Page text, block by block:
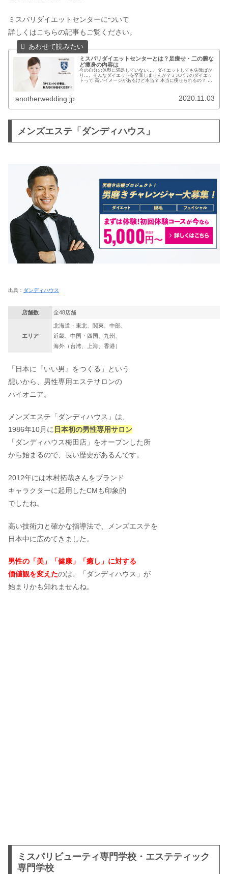
ミスパリダイエットセンターについて
詳しくはこちらの記事もご覧ください。
ミスパリダイエットセンターとは？足痩せ・二の腕な
ど痩身の内容は
今の自分の体型に満足していない…、ダイエットしても失敗ばか
り…。そんなダイエットを卒業しませんか？ミスパリのダイエッ
トって 高いイメージがあるけど本当？ 本当に痩せられるの？ 1,2
anotherwedding.jp 2020.11.03
メンズエステ「ダンディハウス」
出典： ダンディハウス
店舗数 全48店舗
エリア
北海道・東北、関東、中部、
近畿、中国・四国、九州、
海外（台湾、上海、香港）
「日本に『いい男』をつくる」という
想いから、男性専用エステサロンの
パイオニア。
メンズエステ「ダンディハウス」は、
1986年10月に 日本初の男性専用サロン
「ダンディハウス梅田店」をオープンした所
から始まるので、長い歴史があるんです。
2012年には木村拓哉さんをブランド
キャラクターに起用したCMも印象的
でしたね。
高い技術力と確かな指導法で、メンズエステを
日本中に広めてきました。
男性の「美」「健康」「癒し」に対する
価値観を変えたのは、「ダンディハウス」が
始まりかも知れませんね。
ミスパリビューティ専門学校・エステティック
専門学校